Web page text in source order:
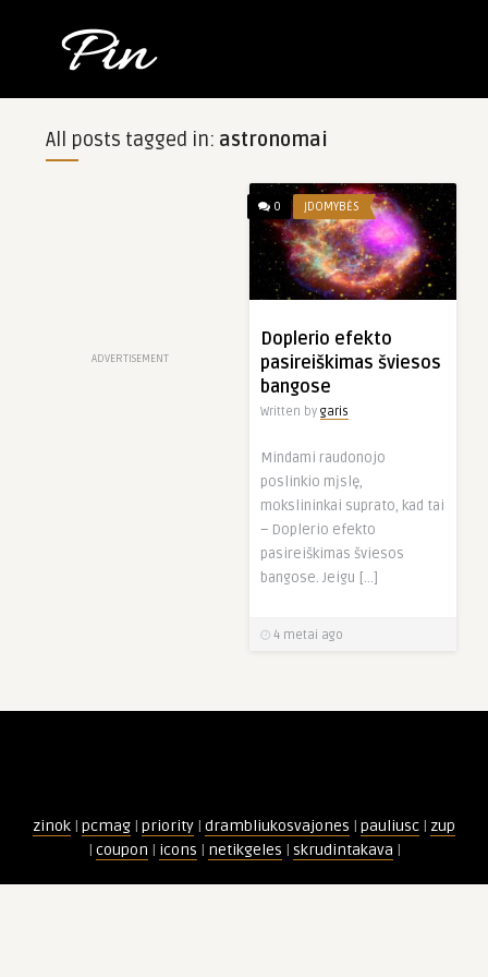
All posts tagged in: astronomai
ADVERTISEMENT
0 ĮDOMYBĖS
Doplerio efekto
pasireiškimas šviesos
bangose
Written by garis
Mindami raudonojo
poslinkio mįslę,
mokslininkai suprato, kad tai
– Doplerio efekto
pasireiškimas šviesos
bangose. Jeigu […]
4 metai ago
zinok | pcmag | priority | drambliukosvajones | pauliusc | zup
| coupon | icons | netikgeles | skrudintakava |